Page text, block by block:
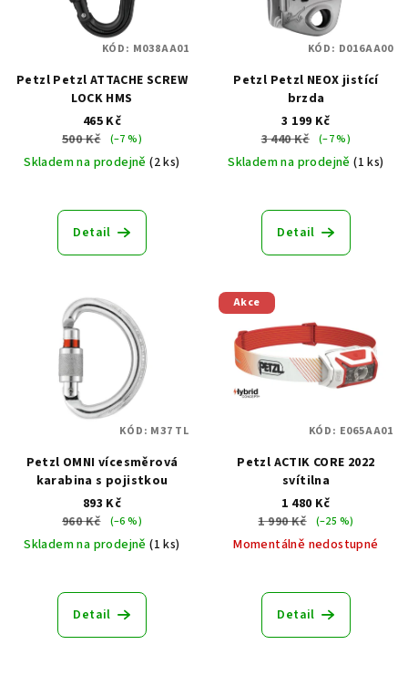
oPetzl Petzl ATTACHE SCREW
LOCK HMS
465 Kč
500 Kč
(–7 %)
Skladem na prodejně(2 ks)
Detail
KÓD: M038AA01
Petzl Petzl NEOX jistící
brzda
3 199 Kč
3 440 Kč (–7 %)
Skladem na prodejně(1 ks)
Detail
KÓD: D016AA00
Petzl OMNI vícesměrová
karabina s pojistkou
893 Kč
960 Kč
(–6 %)
Skladem na prodejně(1 ks)
Detail
KÓD: M37 TL
Akce
Petzl ACTIK CORE 2022
svítilna
1 480 Kč
1 990 Kč
(–25 %)
Momentálně nedostupné
Detail
KÓD: E065AA01